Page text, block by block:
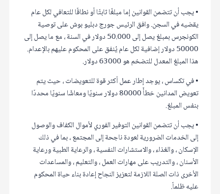
• يجب أن تتضمن القوانين إما مبلغًا ثابتًا أو نطاقًا للتعافي لكل عام
يقضيه في السجن. وافق الرئيس جورج دبليو بوش على توصية
الكونجرس بمبلغ يصل إلى 50.000 دولار في السنة ، مع ما يصل إلى
50000 دولار إضافية لكل عام يُنفق على المحكوم عليهم بالإعدام.
هذا المبلغ المعدل للتضخم هو 63000 دولار.
• في تكساس ، يوجد إطار عمل أكثر قوة للتعويضات ، حيث يتم
تعويض المدانين خطأً 80000 دولار سنويًا ومعاشًا سنويًا محددًا
بنفس المبلغ.
• يجب أن تتضمن القوانين التوفير الفوري لأموال الكفاف والوصول
إلى الخدمات الضرورية لعودة ناجحة إلى المجتمع ، بما في ذلك
الإسكان ، والغذاء ، والاستشارات النفسية ، والرعاية الطبية ورعاية
الأسنان ، والتدريب على مهارات العمل ، والتعليم ، والمساعدات
الأخرى ذات الصلة اللازمة لتعزيز النجاح إعادة بناء حياة المحكوم
عليه ظلماً.